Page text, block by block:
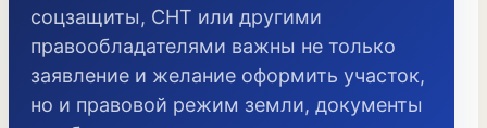
соцзащиты, СНТ или другими
правообладателями важны не только
заявление и желание оформить участок,
но и правовой режим земли, документы